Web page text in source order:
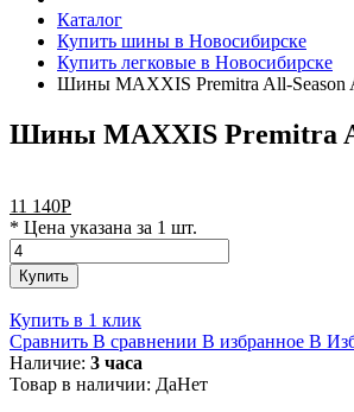
Каталог
Купить шины в Новосибирске
Купить легковые в Новосибирске
Шины MAXXIS Premitra All-Season
Шины MAXXIS Premitra
11 140Р
* Цена указана за 1 шт.
Купить
Купить в 1 клик
Сравнить В сравнении В избранное В
Наличие: 3 часа
Товар в наличии: ДаНет